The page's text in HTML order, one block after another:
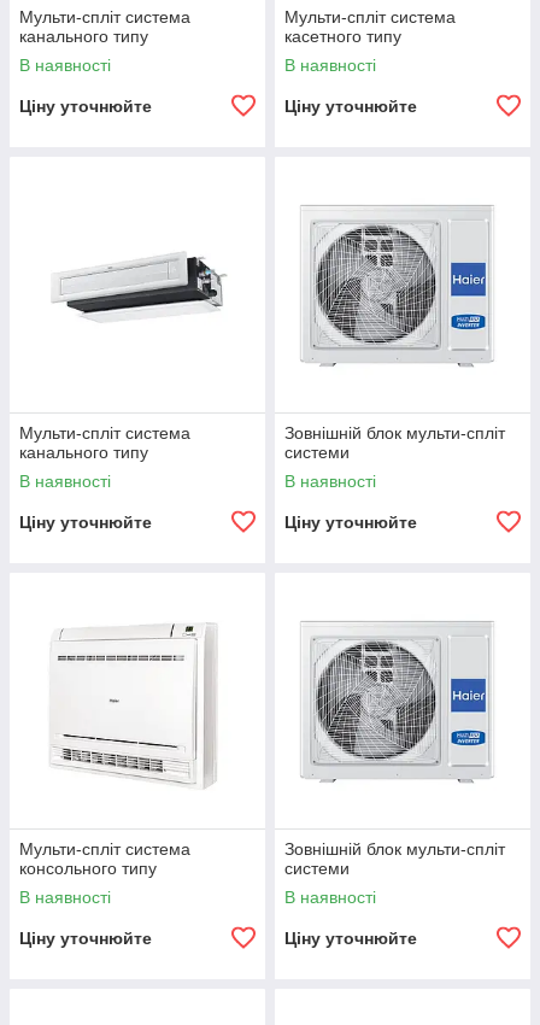
Мульти-спліт система
канального типу
В наявності
Ціну уточнюйте
Мульти-спліт система
касетного типу
В наявності
Ціну уточнюйте
Мульти-спліт система
канального типу
В наявності
Ціну уточнюйте
Зовнішній блок мульти-спліт
системи
В наявності
Ціну уточнюйте
Мульти-спліт система
консольного типу
В наявності
Ціну уточнюйте
Зовнішній блок мульти-спліт
системи
В наявності
Ціну уточнюйте